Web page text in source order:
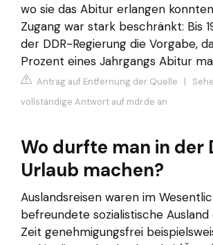
wo sie das Abitur erlangen
Zugang war stark beschränkt: Bis
der DDR-Regierung die Vorgabe,
Prozent eines Jahrgangs Abitur
Antrag auf Entfernung der Quelle |
vollständige Antwort auf mdr.de an
Wo durfte man in der
Urlaub machen?
Auslandsreisen waren im
befreundete sozialistische
Zeit genehmigungsfrei